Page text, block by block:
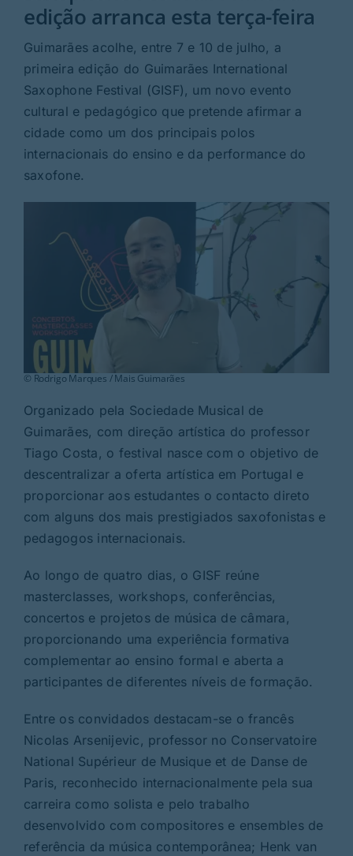
Rubricas
Jornal
Revista
Search
For:
edição arranca esta terça-feira
Guimarães acolhe, entre 7 e 10 de julho, a
primeira edição do Guimarães International
Saxophone Festival (GISF), um novo evento
cultural e pedagógico que pretende afirmar a
cidade como um dos principais polos
internacionais do ensino e da performance do
saxofone.
© Rodrigo Marques / Mais Guimarães
Organizado pela Sociedade Musical de
Guimarães, com direção artística do professor
Tiago Costa, o festival nasce com o objetivo de
descentralizar a oferta artística em Portugal e
proporcionar aos estudantes o contacto direto
com alguns dos mais prestigiados saxofonistas e
pedagogos internacionais.
Ao longo de quatro dias, o GISF reúne
masterclasses, workshops, conferências,
concertos e projetos de música de câmara,
proporcionando uma experiência formativa
complementar ao ensino formal e aberta a
participantes de diferentes níveis de formação.
Entre os convidados destacam-se o francês
Nicolas Arsenijevic, professor no Conservatoire
National Supérieur de Musique et de Danse de
Paris, reconhecido internacionalmente pela sua
carreira como solista e pelo trabalho
desenvolvido com compositores e ensembles de
referência da música contemporânea; Henk van